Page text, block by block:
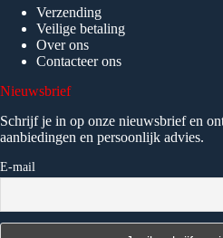
Verzending
Veilige betaling
Over ons
Contacteer ons
Nieuwsbrief
Schrijf je in op onze nieuwsbrief en
aanbiedingen en persoonlijk advies.
E-mail